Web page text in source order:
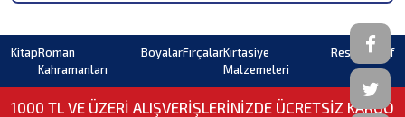
KitapRoman
Kahramanları
BoyalarFırçalarKırtasiye
Malzemeleri
Resim Sahaf
1000 TL VE ÜZERI ALIŞVERIŞLERINIZDE ÜCRETSİZ KARGO